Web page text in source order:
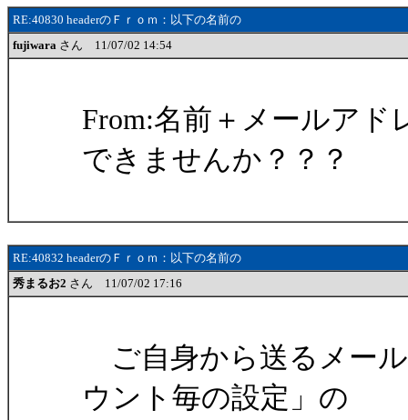
RE:40830 headerのＦｒｏｍ：以下の名前の
fujiwara さん 11/07/02 14:54
From:名前＋メール
できませんか？？？
RE:40832 headerのＦｒｏｍ：以下の名前の
秀まるお2 さん 11/07/02 17:16
ご自身から送るメー
ウント毎の設定」の